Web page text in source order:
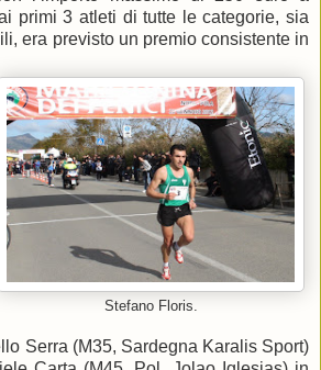
primi 3 atleti di tutte le categorie, sia
era previsto un premio consistente in
Stefano Floris.
Serra (M35, Sardegna Karalis Sport)